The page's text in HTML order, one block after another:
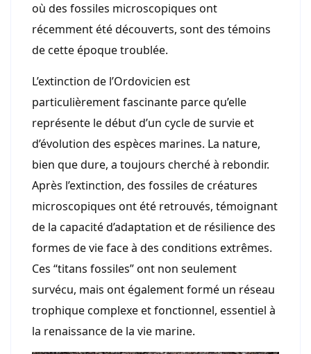
où des fossiles microscopiques ont
récemment été découverts, sont des témoins
de cette époque troublée.
L’extinction de l’Ordovicien est
particulièrement fascinante parce qu’elle
représente le début d’un cycle de survie et
d’évolution des espèces marines. La nature,
bien que dure, a toujours cherché à rebondir.
Après l’extinction, des fossiles de créatures
microscopiques ont été retrouvés, témoignant
de la capacité d’adaptation et de résilience des
formes de vie face à des conditions extrêmes.
Ces “titans fossiles” ont non seulement
survécu, mais ont également formé un réseau
trophique complexe et fonctionnel, essentiel à
la renaissance de la vie marine.